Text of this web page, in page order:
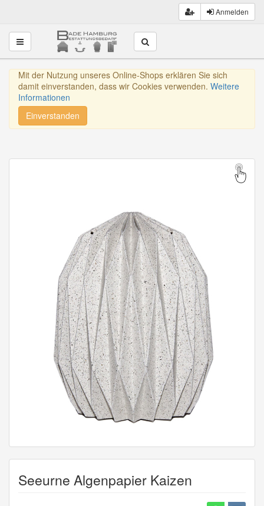
Anmelden
Toggle navigation
Mit der Nutzung unseres Online-Shops erklären Sie sich
damit einverstanden, dass wir Cookies verwenden. Weitere
Informationen
Einverstanden
Seeurne Algenpapier Kaizen